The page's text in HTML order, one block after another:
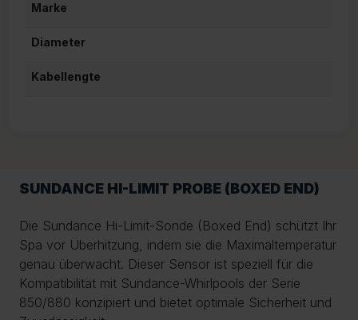
Marke
Diameter
Kabellengte
SUNDANCE HI-LIMIT PROBE (BOXED END)
Die Sundance Hi-Limit-Sonde (Boxed End) schützt Ihr
Spa vor Überhitzung, indem sie die Maximaltemperatur
genau überwacht. Dieser Sensor ist speziell für die
Kompatibilität mit Sundance-Whirlpools der Serie
850/880 konzipiert und bietet optimale Sicherheit und